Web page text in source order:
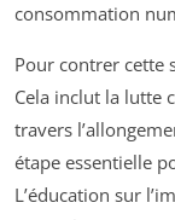
consommation
Pour contrer cette
Cela inclut la lutte
travers
étape essentielle
L’éducation sur